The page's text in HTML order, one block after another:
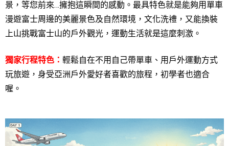
景，等您前來…擁抱這瞬間的感動。 最具特色就是能夠用單車
漫遊富士周邊的美麗景色及自然環境，文化洗禮，又能換裝
上山挑戰富士山的戶外觀光，運動生活就是這麼刺激。
獨家行程特色： 輕鬆自在不用自己帶單車、用戶外運動方式
玩旅遊，身受亞洲戶外愛好者喜歡的旅程，初學者也適合
喔。